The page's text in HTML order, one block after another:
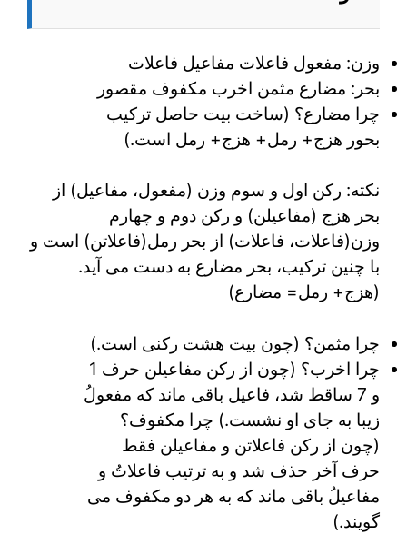
وزن: مفعول فاعلات مفاعیل فاعلات
بحر: مضارع مثمن اخرب مکفوف مقصور
چرا مضارع؟ (ساخت بیت حاصل ترکیب
بحور هزج+ رمل+ هزج+ رمل است.)
نکته: رکن اول و سوم وزن (مفعول، مفاعیل) از
بحر هزج (مفاعیلن) و رکن دوم و چهارم
وزن(فاعلات، فاعلات) از بحر رمل(فاعلاتن) است و
با چنین ترکیب، بحر مضارع به دست می آید.
(هزج+ رمل= مضارع)
چرا مثمن؟ (چون بیت هشت رکنی است.)
چرا اخرب؟ (چون از رکن مفاعیلن حرف 1
و 7 ساقط شد، فاعیل باقی ماند که مفعولُ
زیبا به جای او نشست.) چرا مکفوف؟
(چون از رکن فاعلاتن و مفاعیلن فقط
حرف آخر حذف شد و به ترتیب فاعلاتُ و
مفاعیلُ باقی ماند که به هر دو مکفوف می
گویند.)